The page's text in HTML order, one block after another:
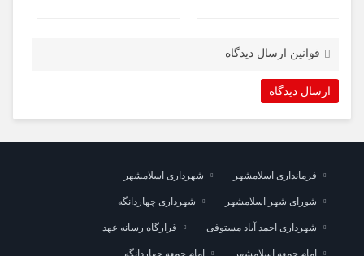
قوانین ارسال دیدگاه
فرمانداری اسلامشهر شهرداری اسلامشهر
شورای شهر اسلامشهر شهرداری چهاردانگه
شهرداری احمد آباد مستوفی قرارگاه رسانه عهد
امام جمعه اسلامشهر امام جمعه چهاردانگه